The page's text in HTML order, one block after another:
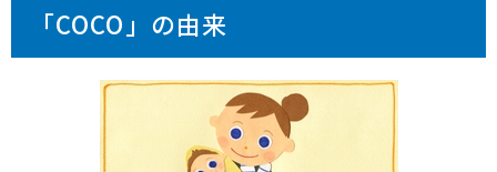
「COCO」の由来